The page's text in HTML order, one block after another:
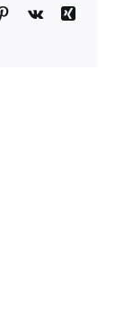
Pinterest
Vk
Xing